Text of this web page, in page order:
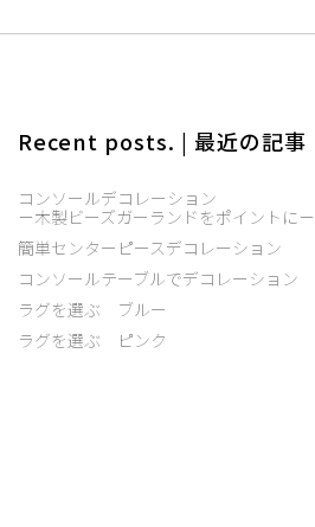
Recent posts. | 最近の記事
コンソールデコレーション
－木製ビーズガーランドをポイントに－
簡単センターピースデコレーション
コンソールテーブルでデコレーション
ラグを選ぶ ブルー
ラグを選ぶ ピンク